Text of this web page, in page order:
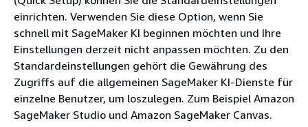
einrichten. Verwenden Sie diese Option, wenn Sie
schnell mit SageMaker KI beginnen möchten und Ihre
Einstellungen derzeit nicht anpassen möchten. Zu den
Standardeinstellungen gehört die Gewährung des
Zugriffs auf die allgemeinen SageMaker KI-Dienste für
einzelne Benutzer, um loszulegen. Zum Beispiel Amazon
SageMaker Studio und Amazon SageMaker Canvas.